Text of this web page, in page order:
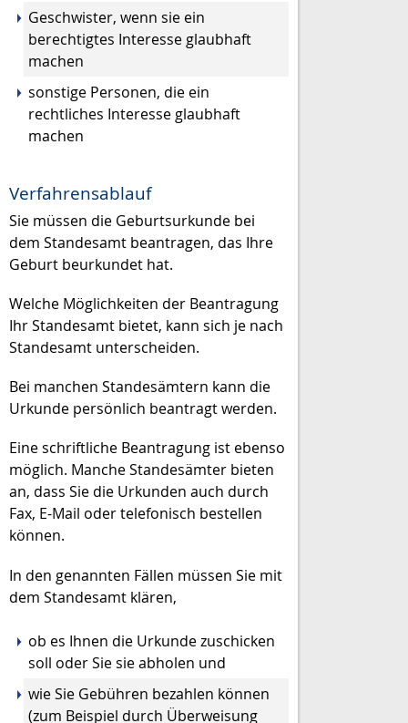
Geschwister, wenn sie ein
berechtigtes Interesse glaubhaft
machen
sonstige Personen, die ein
rechtliches Interesse glaubhaft
machen
Verfahrensablauf
Sie müssen die Geburtsurkunde bei
dem Standesamt beantragen, das Ihre
Geburt beurkundet hat.
Welche Möglichkeiten der Beantragung
Ihr Standesamt bietet, kann sich je nach
Standesamt unterscheiden.
Bei manchen Standesämtern kann die
Urkunde persönlich beantragt werden.
Eine schriftliche Beantragung ist ebenso
möglich. Manche Standesämter bieten
an, dass Sie die Urkunden auch durch
Fax, E-Mail oder telefonisch bestellen
können.
In den genannten Fällen müssen Sie mit
dem Standesamt klären,
ob es Ihnen die Urkunde zuschicken
soll oder Sie sie abholen und
wie Sie Gebühren bezahlen können
(zum Beispiel durch Überweisung